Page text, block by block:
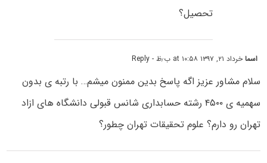
تحصیل؟
اسماخرداد ۲۱, ۱۳۹۷ at ۱۰:۵۸ ب٫ظ - Reply
سلام مشاور عزیز اگه پاسخ بدین ممنون میشم… با رتبه ی بدون
سهمیه ی ۴۵۰۰ رشته حسابداری شانس قبولی دانشگاه های ازاد
تهران رو دارم؟ علوم تحقیقات تهران چطور؟